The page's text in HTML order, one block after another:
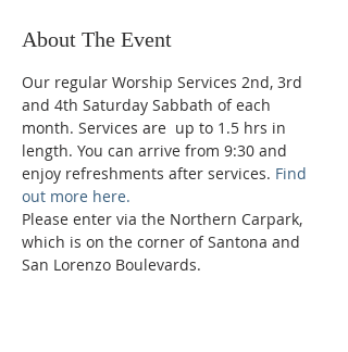
About The Event
Our regular Worship Services 2nd, 3rd
and 4th Saturday Sabbath of each
month. Services are  up to 1.5 hrs in
length. You can arrive from 9:30 and
enjoy refreshments after services. Find
out more here.
Please enter via the Northern Carpark,
which is on the corner of Santona and
San Lorenzo Boulevards.